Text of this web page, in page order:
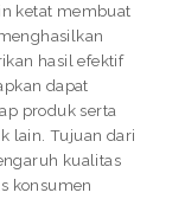
ketat membuat
hasil efektif
dapat
produk serta
lain. Tujuan dari
kualitas
konsumen